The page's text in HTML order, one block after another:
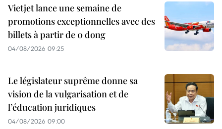
Vietjet lance une semaine de
promotions exceptionnelles avec des
billets à partir de 0 dong
04/08/2026 09:25
Le législateur suprême donne sa
vision de la vulgarisation et de
l’éducation juridiques
04/08/2026 09:00